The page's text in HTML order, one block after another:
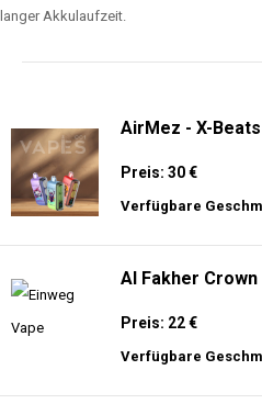
langer Akkulaufzeit.
AirMez - X-
Preis: 30 €
Verfügbare
Al Fakher
Preis: 22 €
Verfügbare